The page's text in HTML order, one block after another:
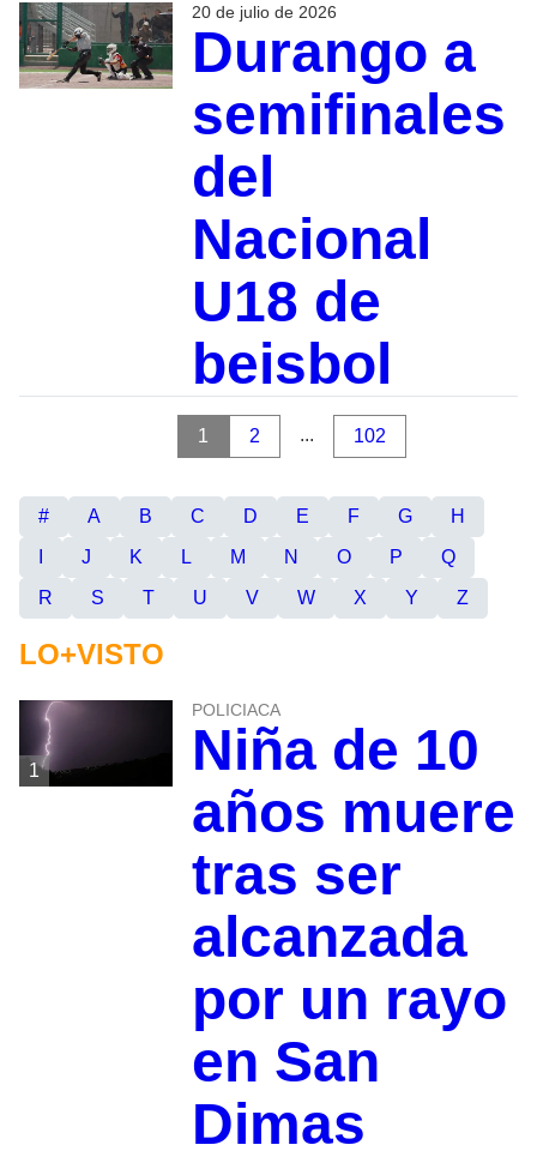
20 de julio de 2026
Durango a
semifinales
del
Nacional
U18 de
beisbol
1 2 ... 102
# A B C D E F G
H
J K L M N O P
Q
R
S T U V W X Y Z
LO+VISTO
1
POLICIACA
Niña de 10
años muere
tras ser
alcanzada
por un rayo
en San
Dimas